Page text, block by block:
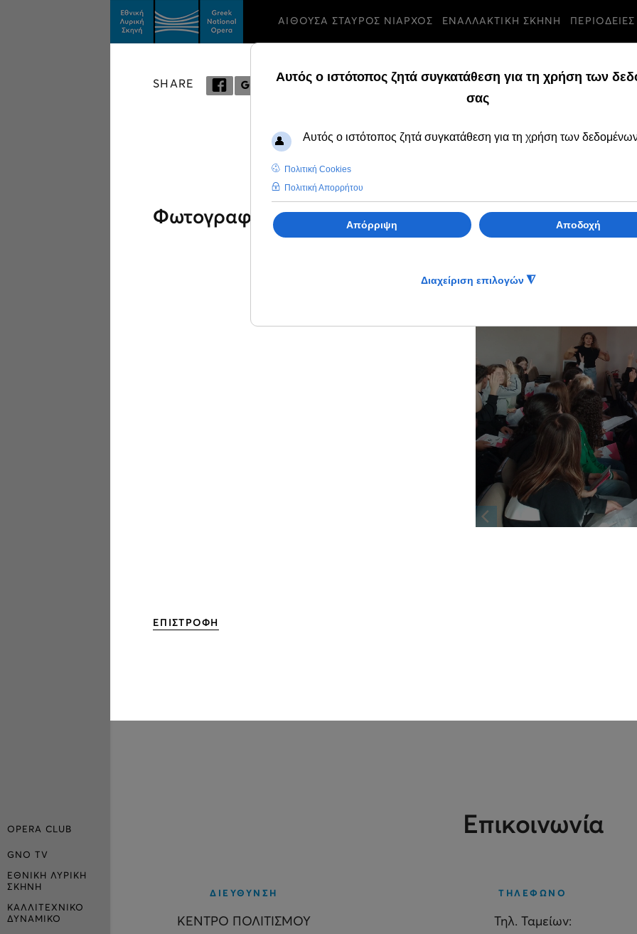
OPERA CLUB
GNO TV
ΕΘΝΙΚΗ ΛΥΡΙΚΗ
ΣΚΗΝΗ
ΚΑΛΛΙΤΕΧΝΙΚΟ
ΔΥΝΑΜΙΚΟ
ΑΙΘΟΥΣΑ ΣΤΑΥΡΟΣ ΝΙΑΡΧΟΣ ΕΝΑΛΛΑΚΤΙΚΗ ΣΚΗΝΗ ΠΕΡΙΟΔΕΙΕΣ
SHARE 2ο Γυμνάσιο
Φωτογραφίες
ΕΠΙΣΤΡΟΦΗ
Επικοινωνία
ΔΙΕΥΘΥΝΣΗ
ΚΕΝΤΡΟ ΠΟΛΙΤΙΣΜΟΥ
ΤΗΛΕΦΩΝΟ
Τηλ. Ταμείων: